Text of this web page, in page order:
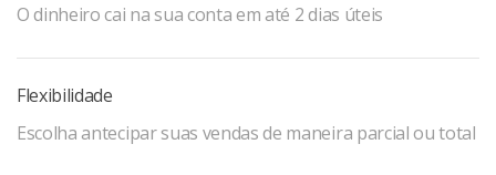
O dinheiro cai na sua conta em até 2 dias úteis
Flexibilidade
Escolha antecipar suas vendas de maneira parcial ou total